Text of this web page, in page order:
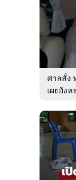
ศาลสั่ง
เผยยัง